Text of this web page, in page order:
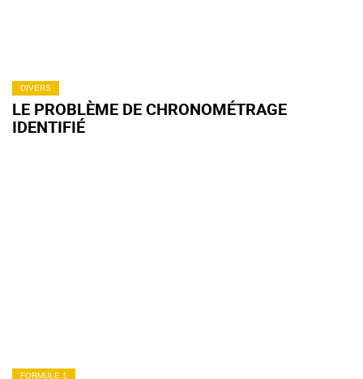
DIVERS
LE PROBLÈME DE CHRONOMÉTRAGE
IDENTIFIÉ
FORMULE 1